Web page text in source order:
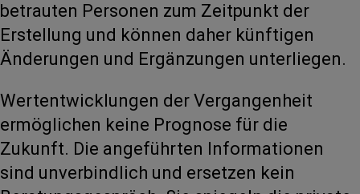
betrauten Personen zum Zeitpunkt der
Erstellung und können daher künftigen
Änderungen und Ergänzungen unterliegen.
Wertentwicklungen der Vergangenheit
ermöglichen keine Prognose für die
Zukunft. Die angeführten Informationen
sind unverbindlich und ersetzen kein